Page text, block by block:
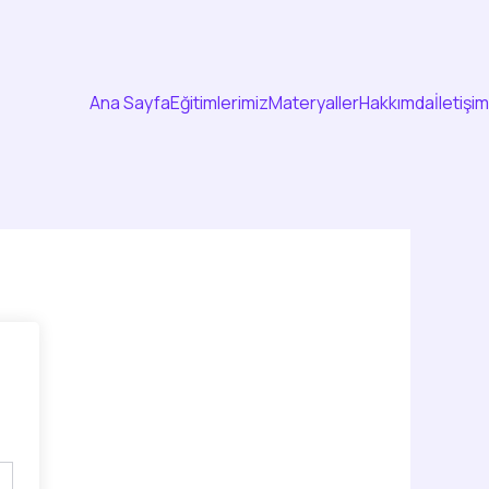
Ana SayfaEğitimlerimizMateryallerHakkımdaİletişim